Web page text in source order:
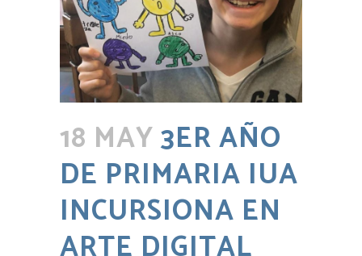
18 MAY3ER AÑO
DE PRIMARIA IUA
INCURSIONA EN